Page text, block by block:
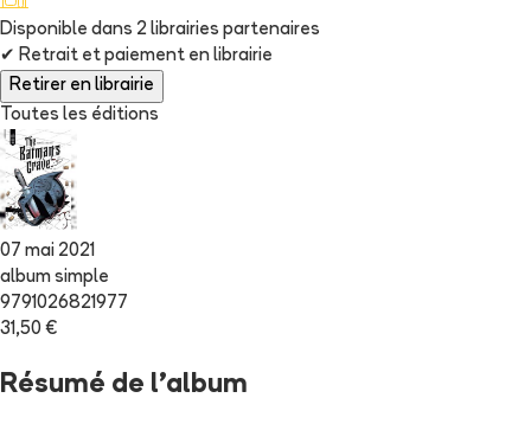
Disponible dans 2 librairies partenaires
✔ Retrait et paiement en librairie
Retirer en librairie
Toutes les éditions
07 mai 2021
album simple
9791026821977
31,50 €
Résumé de l'album